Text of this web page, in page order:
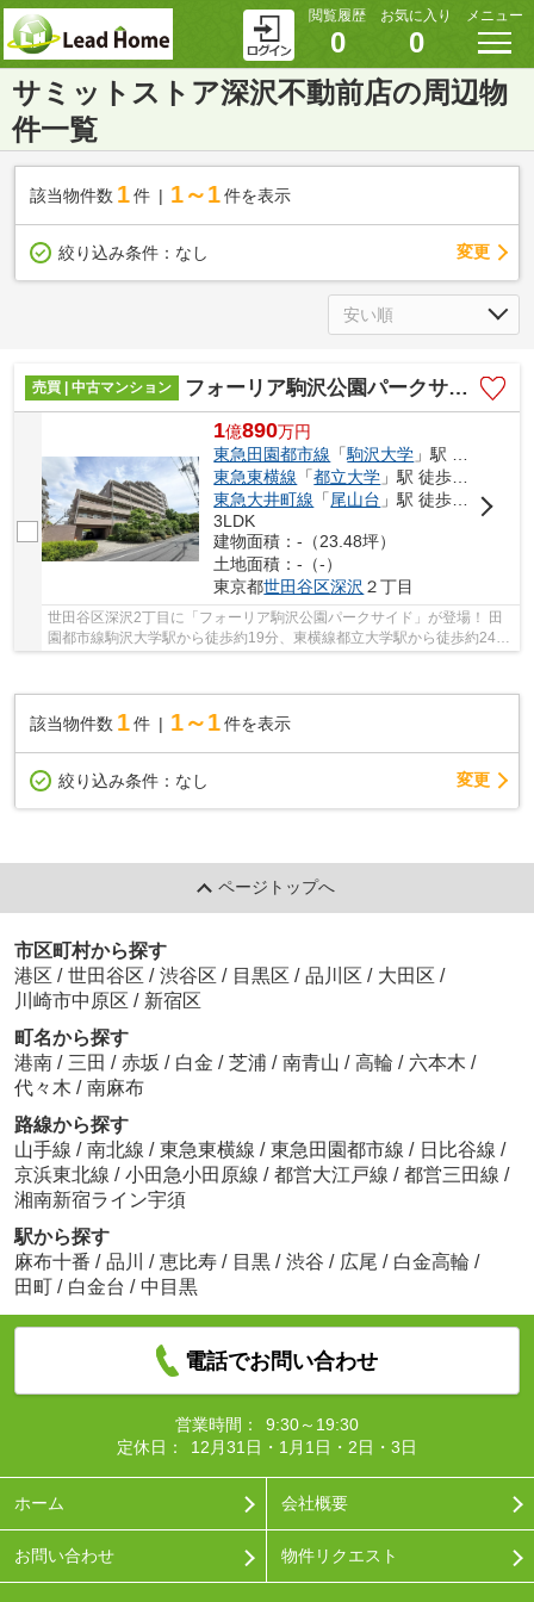
閲覧履歴
0
お気に入り
0
メニュー
サミットストア深沢不動前店の周辺物
件一覧
該当物件数 1件 1～1 件を表示
絞り込み条件： なし 変更
売買 | 中古マンション フォーリア駒沢公園パークサイド
1億890万円
東急田園都市線 「駒沢大学 」駅 徒歩19分
東急東横線 「都立大学 」駅 徒歩24分
東急大井町線 「尾山台 」駅 徒歩27分
3LDK
建物面積：-（23.48坪）
土地面積：-（-）
東京都世田谷区深沢 ２丁目
世田谷区深沢2丁目に「フォーリア駒沢公園パークサイド」が登場！ 田
園都市線駒沢大学駅から徒歩約19分、東横線都立大学駅から徒歩約24
該当物件数 1件 1～1 件を表示
絞り込み条件： なし 変更
ページトップへ
市区町村から探す
港区 / 世田谷区 / 渋谷区 / 目黒区 / 品川区 / 大田区 /
川崎市中原区 / 新宿区
町名から探す
港南 / 三田 / 赤坂 / 白金 / 芝浦 / 南青山 / 高輪 / 六本木 /
代々木 / 南麻布
路線から探す
山手線 / 南北線 / 東急東横線 / 東急田園都市線 / 日比谷線 /
京浜東北線 / 小田急小田原線 / 都営大江戸線 / 都営三田線 /
湘南新宿ライン宇須
駅から探す
麻布十番 / 品川 / 恵比寿 / 目黒 / 渋谷 / 広尾 / 白金高輪 /
田町 / 白金台 / 中目黒
電話でお問い合わせ
営業時間：
9:30～19:30
定休日：
12月31日・1月1日・2日・3日
ホーム 会社概要
お問い合わせ 物件リクエスト